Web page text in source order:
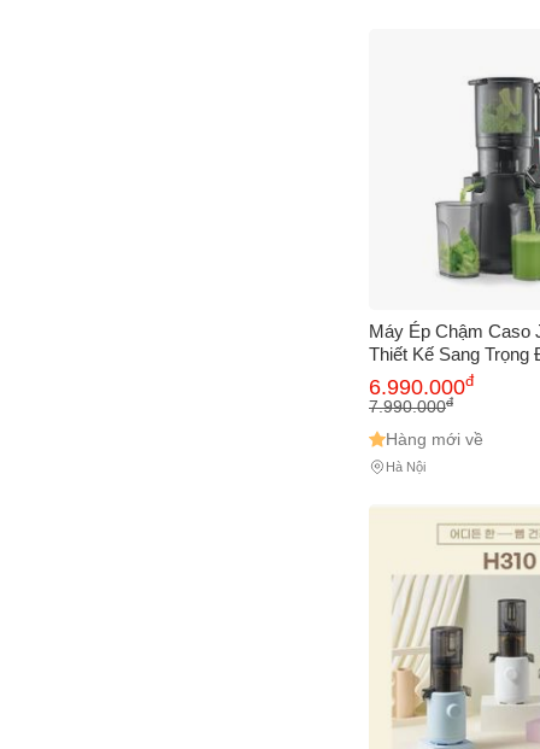
Máy Ép Chậm Caso
Thiết Kế Sang Trọng
Giữ Dưỡng Chất Tự
Nạp XL 130 mm,
6.990.000đ
7.990.000đ
Hàng mới về
Hà Nội